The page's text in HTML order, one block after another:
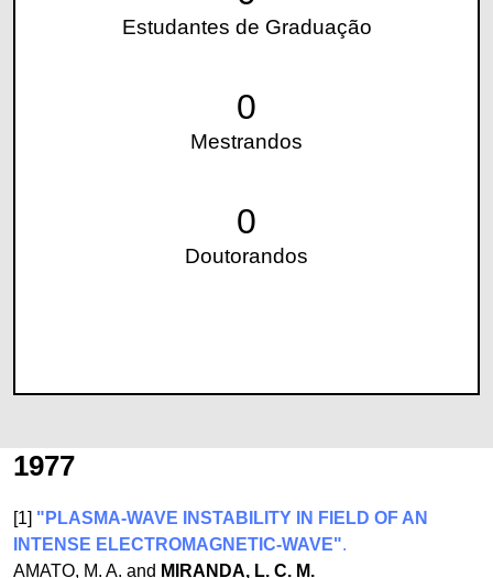
Estudantes de Graduação
0
Mestrandos
0
Doutorandos
1977
[1] "PLASMA-WAVE INSTABILITY IN FIELD OF AN
INTENSE ELECTROMAGNETIC-WAVE".
AMATO, M. A. and MIRANDA, L. C. M.